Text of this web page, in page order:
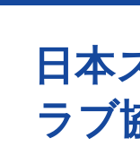
日本
ラブ